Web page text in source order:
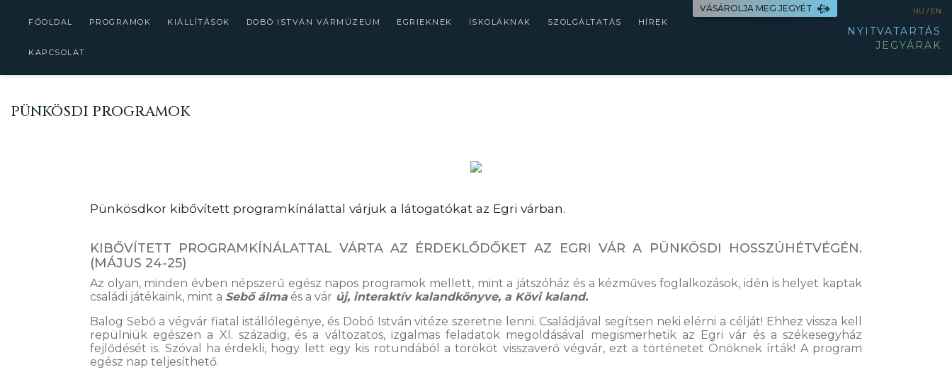
FŐOLDAL PROGRAMOK KIÁLLÍTÁSOK DOBÓ ISTVÁN VÁRMÚZEUM EGRIEKNEK ISKOLÁKNAK SZOLGÁLTATÁS HÍREK
KAPCSOLAT
VÁSÁROLJA MEG JEGYÉT HU / EN
NYITVATARTÁS
JEGYÁRAK
PÜNKÖSDI PROGRAMOK
Pünkösdkor kibővített programkínálattal várjuk a látogatókat az Egri várban.
KIBŐVÍTETT PROGRAMKÍNÁLATTAL VÁRTA AZ ÉRDEKLŐDŐKET AZ EGRI VÁR A PÜNKÖSDI HOSSZÚHÉTVÉGÉN.
(MÁJUS 24-25)
Az olyan, minden évben népszerű egész napos programok mellett, mint a játszóház és a kézműves foglalkozások, idén is helyet kaptak
családi játékaink, mint a Sebő álma és a vár új, interaktív kalandkönyve, a Kövi kaland.
Balog Sebő a végvár fiatal istállólegénye, és Dobó István vitéze szeretne lenni. Családjával segítsen neki elérni a célját! Ehhez vissza kell
repülniük egészen a XI. századig, és a változatos, izgalmas feladatok megoldásával megismerhetik az Egri vár és a székesegyház
fejlődését is. Szóval ha érdekli, hogy lett egy kis rotundából a törököt visszaverő végvár, ezt a történetet Önöknek írták! A program
egész nap teljesíthető.